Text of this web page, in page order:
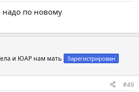
надо по новому
и ЮАР нам мать Зарегистрирован
#49